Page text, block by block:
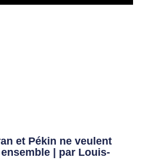
et Pékin ne veulent
| par Louis-